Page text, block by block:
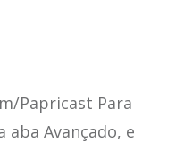
Papricast Para
aba Avançado, e